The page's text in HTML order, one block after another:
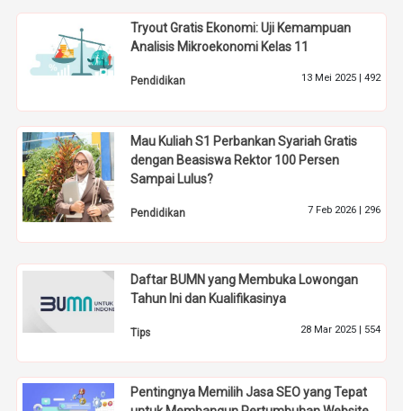
Tryout Gratis Ekonomi: Uji Kemampuan
Analisis Mikroekonomi Kelas 11
Pendidikan 13 Mei 2025 | 492
Mau Kuliah S1 Perbankan Syariah Gratis
dengan Beasiswa Rektor 100 Persen
Sampai Lulus?
Pendidikan 7 Feb 2026 | 296
Daftar BUMN yang Membuka Lowongan
Tahun Ini dan Kualifikasinya
Tips 28 Mar 2025 | 554
Pentingnya Memilih Jasa SEO yang Tepat